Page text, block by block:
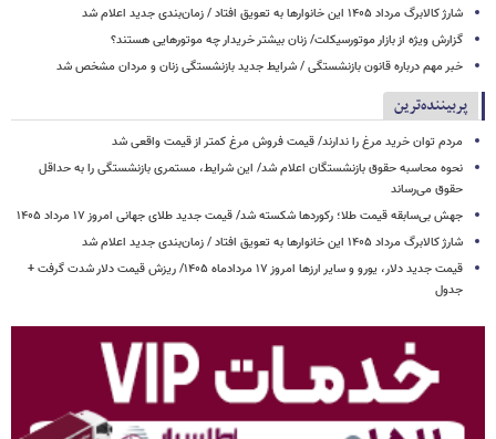
شارژ کالابرگ مرداد ۱۴۰۵ این خانوارها به تعویق افتاد / زمان‌بندی جدید اعلام شد
گزارش ویژه از بازار موتورسیکلت/ زنان بیشتر خریدار چه موتورهایی هستند؟
خبر مهم درباره قانون بازنشستگی / شرایط جدید بازنشستگی زنان و مردان مشخص شد
پربیننده‌ترین
مردم توان خرید مرغ را ندارند/ قیمت فروش مرغ کمتر از قیمت واقعی شد
نحوه محاسبه حقوق بازنشستگان اعلام شد/ این شرایط، مستمری بازنشستگی را به حداقل
حقوق می‌رساند
جهش بی‌سابقه قیمت طلا؛ رکوردها شکسته شد/ قیمت جدید طلای جهانی امروز ۱۷ مرداد ۱۴۰۵
شارژ کالابرگ مرداد ۱۴۰۵ این خانوارها به تعویق افتاد / زمان‌بندی جدید اعلام شد
قیمت جدید دلار، یورو و سایر ارزها امروز ۱۷ مردادماه ۱۴۰۵/ ریزش قیمت دلار شدت گرفت +
جدول